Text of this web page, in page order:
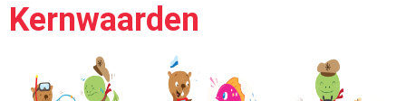
Kernwaarden